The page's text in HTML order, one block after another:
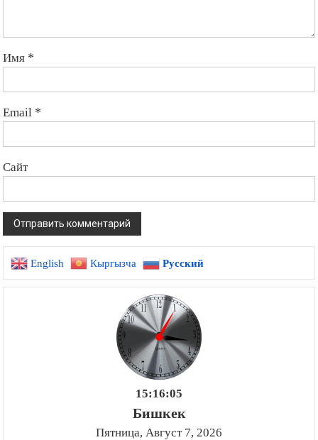
Имя *
Email *
Сайт
English Кыргызча Русский
15:16:06
Бишкек
Пятница, Август 7, 2026